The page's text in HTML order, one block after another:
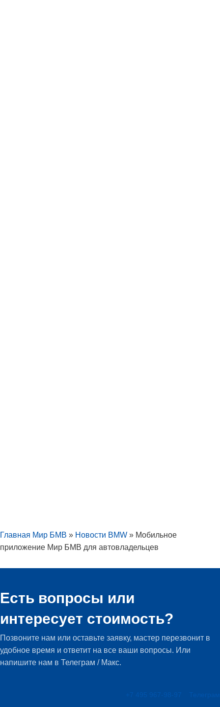
Главная Мир БМВ » Новости BMW » Мобильное
приложение Мир БМВ для автовладельцев
Есть вопросы или
интересует стоимость?
Позвоните нам или оставьте заявку, мастер перезвонит в
удобное время и ответит на все ваши вопросы. Или
напишите нам в Телеграм / Макс.
+7 495 967-98-97 Телеграм